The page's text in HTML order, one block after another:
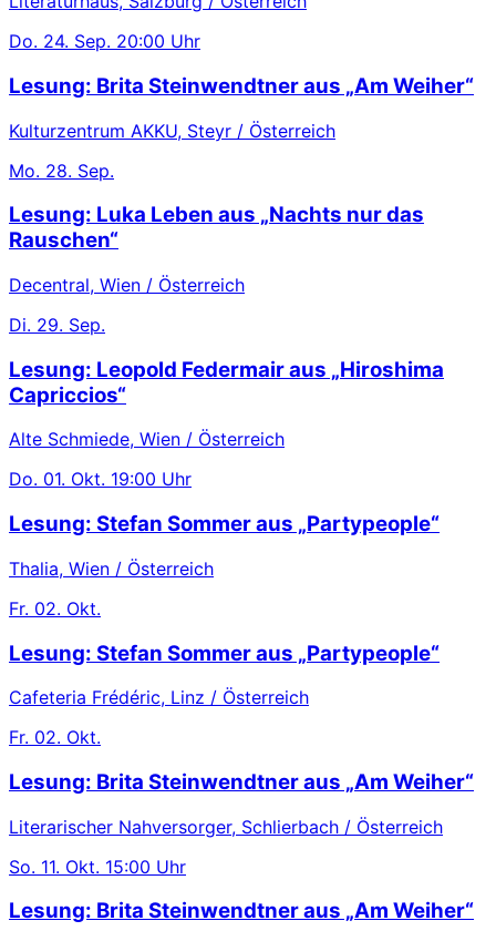
Do. 24. Sep. 20:00 Uhr
Lesung: Brita Steinwendtner aus „Am Weiher“
Kulturzentrum AKKU, Steyr / Österreich
Mo. 28. Sep.
Lesung: Luka Leben aus „Nachts nur das
Rauschen“
Decentral, Wien / Österreich
Di. 29. Sep.
Lesung: Leopold Federmair aus „Hiroshima
Capriccios“
Alte Schmiede, Wien / Österreich
Do. 01. Okt. 19:00 Uhr
Lesung: Stefan Sommer aus „Partypeople“
Thalia, Wien / Österreich
Fr. 02. Okt.
Lesung: Stefan Sommer aus „Partypeople“
Cafeteria Frédéric, Linz / Österreich
Fr. 02. Okt.
Lesung: Brita Steinwendtner aus „Am Weiher“
Literarischer Nahversorger, Schlierbach / Österreich
So. 11. Okt. 15:00 Uhr
Lesung: Brita Steinwendtner aus „Am Weiher“